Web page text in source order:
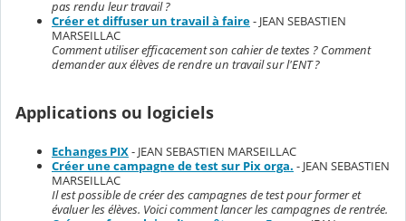
pas rendu leur travail ?
Créer et diffuser un travail à faire- JEAN SEBASTIEN
MARSEILLAC
Comment utiliser efficacement son cahier de textes ? Comment
demander aux élèves de rendre un travail sur l'ENT ?
Applications ou logiciels
Echanges PIX- JEAN SEBASTIEN MARSEILLAC
Créer une campagne de test sur Pix orga. - JEAN SEBASTIEN
MARSEILLAC
Il est possible de créer des campagnes de test pour former et
évaluer les élèves. Voici comment lancer les campagnes de rentrée.